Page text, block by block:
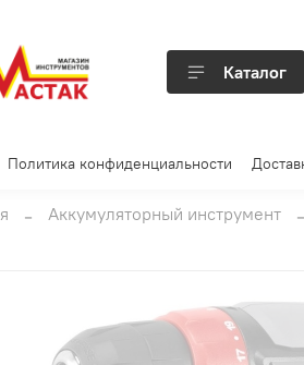
Каталог
Политика конфиденциальности
Аккумуляторный инструмент